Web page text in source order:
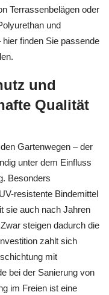
Terrassenbelägen oder
und
finden Sie passende
und
Qualität
Gartenwegen – der
unter dem Einfluss
Besonders
resistente Bindemittel
sie auch nach Jahren
steigen dadurch die
zahlt sich
mit
bei der Sanierung von
im Freien ist eine